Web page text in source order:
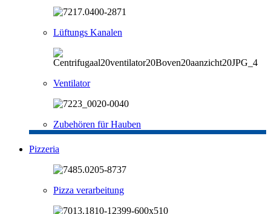
Lüftungs Kanalen
Ventilator
Zubehören für Hauben
Pizzeria
Pizza verarbeitung